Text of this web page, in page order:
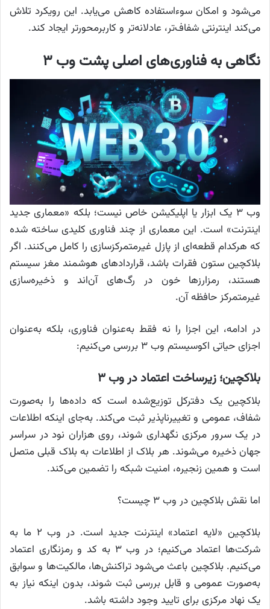
می‌شود و امکان سوءاستفاده کاهش می‌یابد. این رویکرد تلاش
می‌کند اینترنتی شفاف‌تر، عادلانه‌تر و کاربرمحورتر ایجاد کند.
نگاهی به فناوری‌های اصلی پشت وب ۳
وب ۳ یک ابزار یا اپلیکیشن خاص نیست؛ بلکه «معماری جدید
اینترنت» است. این معماری از چند فناوری کلیدی ساخته شده
که هرکدام قطعه‌ای از پازل غیرمتمرکزسازی را کامل می‌کنند. اگر
بلاکچین ستون فقرات باشد، قراردادهای هوشمند مغز سیستم
هستند، رمزارزها خون در رگ‌های آن‌اند و ذخیره‌سازی
غیرمتمرکز حافظه آن.
در ادامه، این اجزا را نه فقط به‌عنوان فناوری، بلکه به‌عنوان
اجزای حیاتی اکوسیستم وب ۳ بررسی می‌کنیم:
بلاکچین؛ زیرساخت اعتماد در وب ۳
بلاکچین یک دفترکل توزیع‌شده است که داده‌ها را به‌صورت
شفاف، عمومی و تغییرناپذیر ثبت می‌کند. به‌جای اینکه اطلاعات
در یک سرور مرکزی نگهداری شوند، روی هزاران نود در سراسر
جهان ذخیره می‌شوند. هر بلاک از اطلاعات به بلاک قبلی متصل
است و همین زنجیره، امنیت شبکه را تضمین می‌کند.
اما نقش بلاکچین در وب ۳ چیست؟
بلاکچین «لایه اعتماد» اینترنت جدید است. در وب ۲ ما به
شرکت‌ها اعتماد می‌کنیم؛ در وب ۳ به کد و رمزنگاری اعتماد
می‌کنیم. بلاکچین باعث می‌شود تراکنش‌ها، مالکیت‌ها و سوابق
به‌صورت عمومی و قابل بررسی ثبت شوند، بدون اینکه نیاز به
یک نهاد مرکزی برای تایید وجود داشته باشد.